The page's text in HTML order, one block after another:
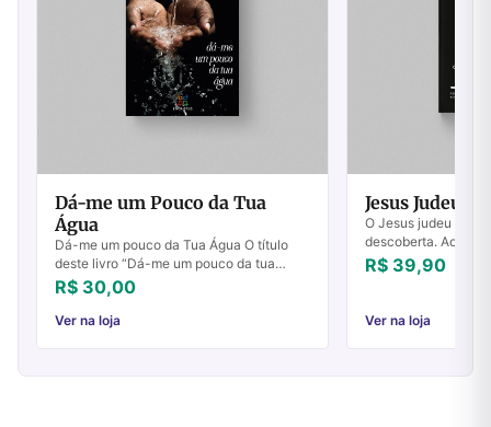
Dá-me um Pouco da Tua
Água
Dá-me um pouco da Tua Água O título
deste livro “Dá-me um pouco da tua
água” é inspirado na história de Jesus e a
mulher samaritana em João 4; Jesus
pede águ...
R$ 30,00
Ver na loja
Jesus Judeu
O Jesus judeu é
descoberta. Ao
tradições e se
você descobrirá
R$ 39,90
Ver na loja